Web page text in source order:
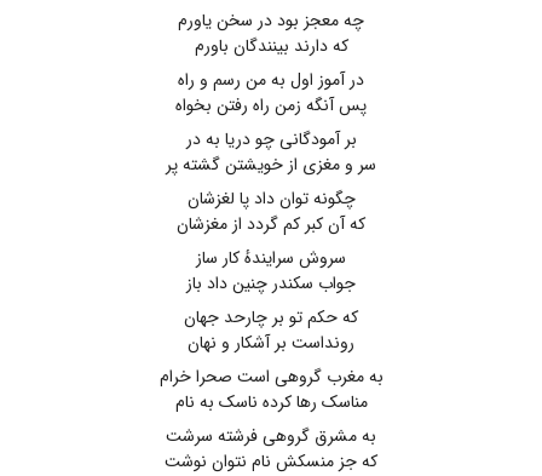
چه معجز بود در سخن یاورم
که دارند بینندگان باورم
در آموز اول به من رسم و راه
پس آنگه زمن راه رفتن بخواه
بر آمودگانی چو دریا به در
سر و مغزی از خویشتن گشته پر
چگونه توان داد پا لغزشان
که آن کبر کم گردد از مغزشان
سروش سرایندهٔ کار ساز
جواب سکندر چنین داد باز
که حکم تو بر چارحد جهان
رونداست بر آشکار و نهان
به مغرب گروهی است صحرا خرام
مناسک رها کرده ناسک به نام
به مشرق گروهی فرشته سرشت
که جز منسکش نام نتوان نوشت